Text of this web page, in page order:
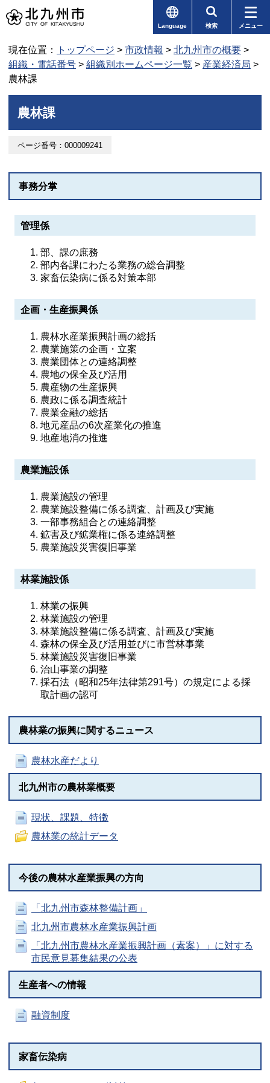
Language 検索 メニュー
現在位置： トップページ > 市政情報 > 北九州市の概要 >
組織・電話番号 > 組織別ホームページ一覧 > 産業経済局 >
農林課
農林課
ページ番号：000009241
事務分掌
管理係
部、課の庶務
部内各課にわたる業務の総合調整
家畜伝染病に係る対策本部
企画・生産振興係
農林水産業振興計画の総括
農業施策の企画・立案
農業団体との連絡調整
農地の保全及び活用
農産物の生産振興
農政に係る調査統計
農業金融の総括
地元産品の6次産業化の推進
地産地消の推進
農業施設係
農業施設の管理
農業施設整備に係る調査、計画及び実施
一部事務組合との連絡調整
鉱害及び鉱業権に係る連絡調整
農業施設災害復旧事業
林業施設係
林業の振興
林業施設の管理
林業施設整備に係る調査、計画及び実施
森林の保全及び活用並びに市営林事業
林業施設災害復旧事業
治山事業の調整
採石法（昭和25年法律第291号）の規定による採
取計画の認可
農林業の振興に関するニュース
農林水産だより
北九州市の農林業概要
現状、課題、特徴
農林業の統計データ
今後の農林水産業振興の方向
「北九州市森林整備計画」
北九州市農林水産業振興計画
「北九州市農林水産業振興計画（素案）」に対する
市民意見募集結果の公表
生産者への情報
融資制度
家畜伝染病